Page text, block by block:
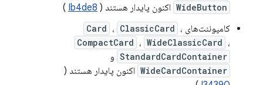
WideButton اکنون پایدار هستند ( Ib4de8
)
کامپوننت‌های
Card ، ClassicCard ،
CompactCard ، WideClassicCard ،
StandardCardContainer و
WideCardContainer اکنون پایدار هستند (